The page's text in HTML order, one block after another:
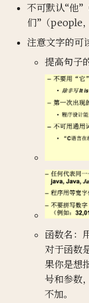
不可默认“他”
们”（people
注意文字的可
提高句子
函数名：
对于函数
果你是想
号和参数
不加。